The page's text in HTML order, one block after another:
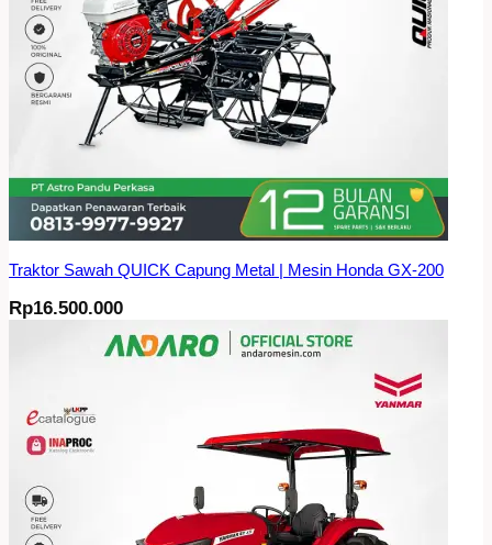
Traktor Sawah QUICK Capung Metal | Mesin Honda GX-200
Rp16.500.000